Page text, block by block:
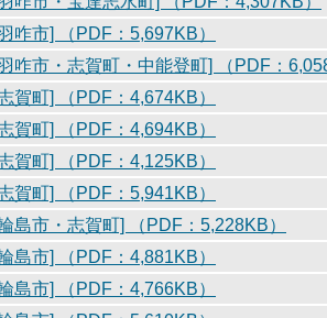
咋市] （PDF：5,697KB）
咋市・志賀町・中能登町] （PDF：
賀町] （PDF：4,674KB）
賀町] （PDF：4,694KB）
賀町] （PDF：4,125KB）
賀町] （PDF：5,941KB）
島市・志賀町] （PDF：5,228KB）
島市] （PDF：4,881KB）
島市] （PDF：4,766KB）